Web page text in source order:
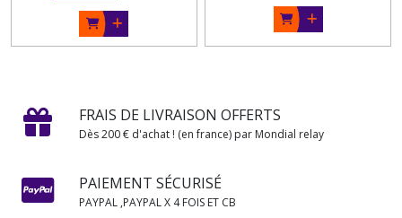
FRAIS DE LIVRAISON OFFERTS
Dès 200 € d'achat ! (en france) par Mondial relay
PAIEMENT SÉCURISÉ
PAYPAL ,PAYPAL X 4 FOIS ET CB